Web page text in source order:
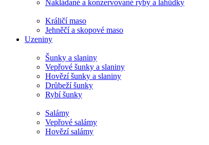
Nakládané a konzervované ryby a lahůdky
Králičí maso
Jehněčí a skopové maso
Uzeniny
Šunky a slaniny
Vepřové šunky a slaniny
Hovězí šunky a slaniny
Drůbeží šunky
Rybí šunky
Salámy
Vepřové salámy
Hovězí salámy